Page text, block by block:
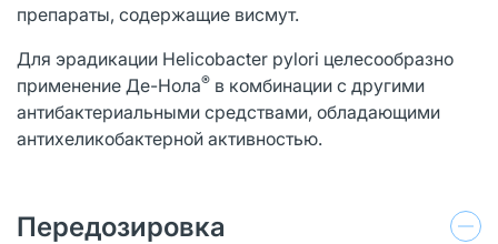
препараты, содержащие висмут.
Для эрадикации Helicobacter pylori целесообразно
применение Де-Нола® в комбинации с другими
антибактериальными средствами, обладающими
антихеликобактерной активностью.
Передозировка